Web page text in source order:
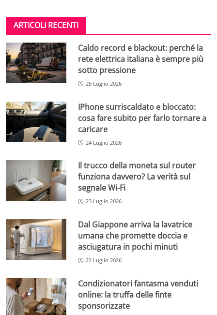
ARTICOLI RECENTI
Caldo record e blackout: perché la
rete elettrica italiana è sempre più
sotto pressione
25 Luglio 2026
IPhone surriscaldato e bloccato:
cosa fare subito per farlo tornare a
caricare
24 Luglio 2026
Il trucco della moneta sul router
funziona davvero? La verità sul
segnale Wi-Fi
23 Luglio 2026
Dal Giappone arriva la lavatrice
umana che promette doccia e
asciugatura in pochi minuti
22 Luglio 2026
Condizionatori fantasma venduti
online: la truffa delle finte
sponsorizzate